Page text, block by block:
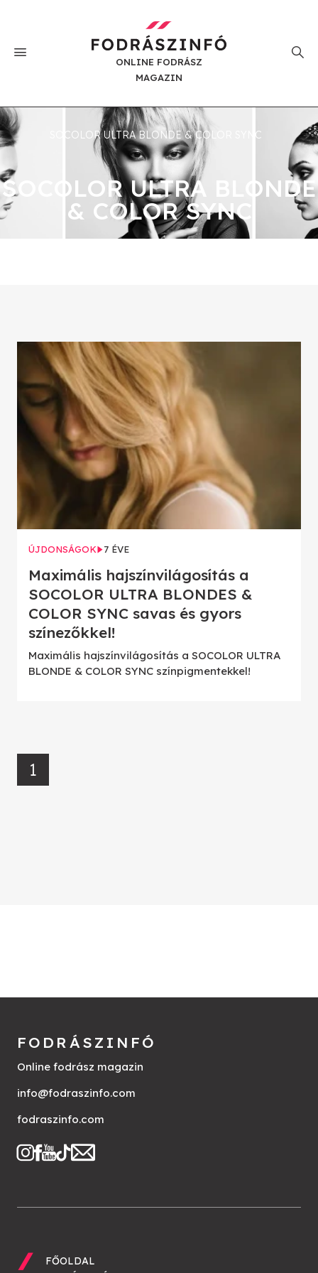
ONLINE FODRÁSZ
MAGAZIN
SOCOLOR ULTRA BLONDE & COLOR SYNC
SOCOLOR ULTRA BLONDE
& COLOR SYNC
ÚJDONSÁGOK 7 ÉVE
Maximális hajszínvilágosítás a
SOCOLOR ULTRA BLONDES &
COLOR SYNC savas és gyors
színezőkkel!
Maximális hajszínvilágosítás a SOCOLOR ULTRA
BLONDE & COLOR SYNC színpigmentekkel!
1
FODRÁSZINFÓ
Online fodrász magazin
info@fodraszinfo.com
fodraszinfo.com
FŐOLDAL